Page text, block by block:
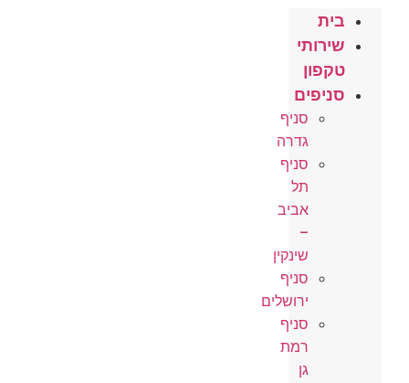
בית
שירותי
טקפון
סניפים
סניף
גדרה
סניף
אביב
שינקין
סניף
ירושלים
סניף